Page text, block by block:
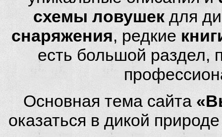
схемы ловушек для
снаряжения, редкие
есть большой
Основная тема сайта
оказаться в дикой